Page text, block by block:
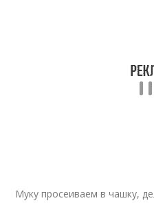
Муку просеиваем в чашку,